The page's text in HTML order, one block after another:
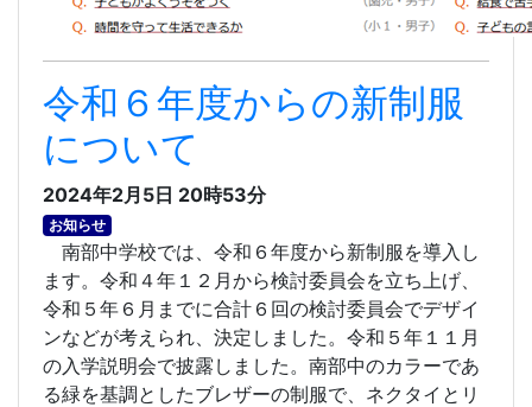
令和６年度からの新制服
について
2024年2月5日 20時53分
お知らせ
南部中学校では、令和６年度から新制服を導入し
ます。令和４年１２月から検討委員会を立ち上げ、
令和５年６月までに合計６回の検討委員会でデザイ
ンなどが考えられ、決定しました。令和５年１１月
の入学説明会で披露しました。南部中のカラーであ
る緑を基調としたブレザーの制服で、ネクタイとリ